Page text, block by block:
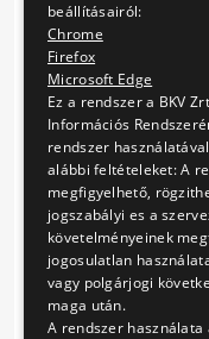
Ajánlati
Műszaki
1. sz.
2. sz.
3. sz.
4. sz.
5. sz.
Szállítási
Kiegészítő
beállításairól:
Chrome
Firefox
Microsoft Edge
Ez a rendszer a BKV
Információs
rendszer
alábbi feltételeket: A
megfigyelhető,
jogszabályi es a
követelményeinek
jogosulatlan
vagy polgárjogi
maga után.
A rendszer